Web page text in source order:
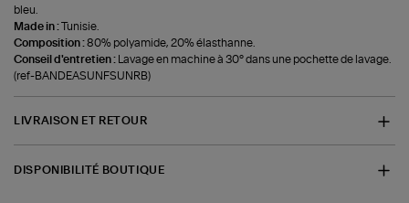
bleu.
Made in :Tunisie.
Composition :80% polyamide, 20% élasthanne.
Conseil d'entretien :
Lavage en machine à 30° dans une pochette de lavage.
(ref-BANDEASUNFSUNRB)
LIVRAISON ET RETOUR
DISPONIBILITÉ BOUTIQUE